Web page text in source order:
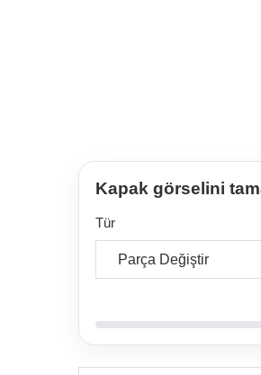
Kapak görselini
Tür